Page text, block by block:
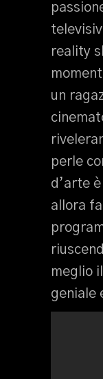
reality
un
perle
d’arte
allora
meglio
geniale